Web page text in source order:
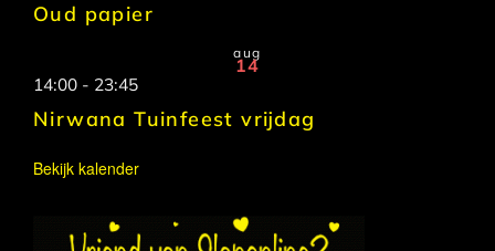
Oud papier
aug
14
14:00 - 23:45
Nirwana Tuinfeest vrijdag
Bekijk kalender